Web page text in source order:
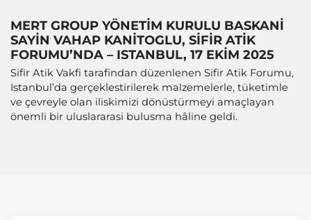
MERT GROUP YÖNETIM KURULU BASKANI
SAYIN VAHAP KANITOGLU, SIFIR ATIK
FORUMU’NDA – ISTANBUL, 17 EKIM 2025
Sifir Atik Vakfi tarafindan düzenlenen Sifir Atik Forumu,
Istanbul’da gerçeklestirilerek malzemelerle, tüketimle
ve çevreyle olan iliskimizi dönüstürmeyi amaçlayan
önemli bir uluslararasi bulusma hâline geldi.